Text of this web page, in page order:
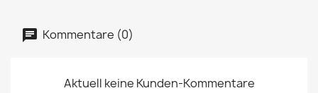
Kommentare (0)
Aktuell keine Kunden-Kommentare